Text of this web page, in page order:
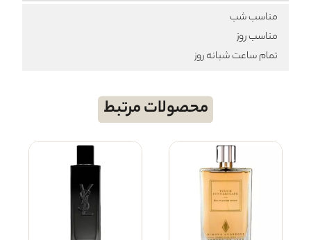
مناسب شب
مناسب روز
تمام ساعت شبانه روز
محصولات مرتبط